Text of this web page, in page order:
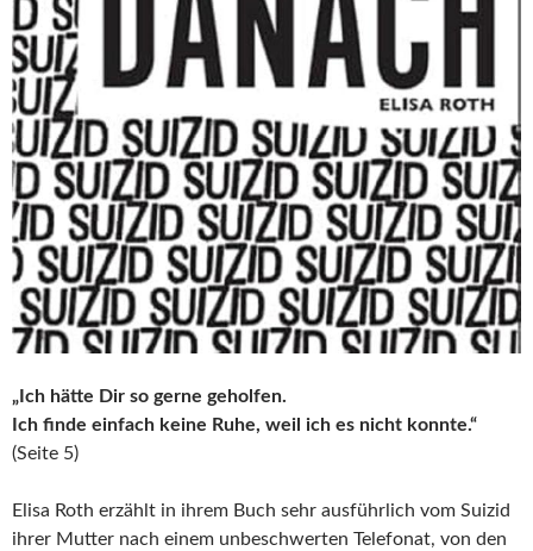
„Ich hätte Dir so gerne geholfen.
Ich finde einfach keine Ruhe, weil ich es nicht konnte.“
(Seite 5)
Elisa Roth erzählt in ihrem Buch sehr ausführlich vom Suizid
ihrer Mutter nach einem unbeschwerten Telefonat, von den